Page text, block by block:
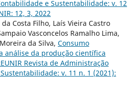
e Sustentabilidade: v. 12
12, 3, 2022
Costa Filho, Laís Vieira Castro
Vasconcelos Ramalho Lima,
da Silva, Consumo
análise da produção científica
Revista de Administração
v. 11 n. 1 (2021):